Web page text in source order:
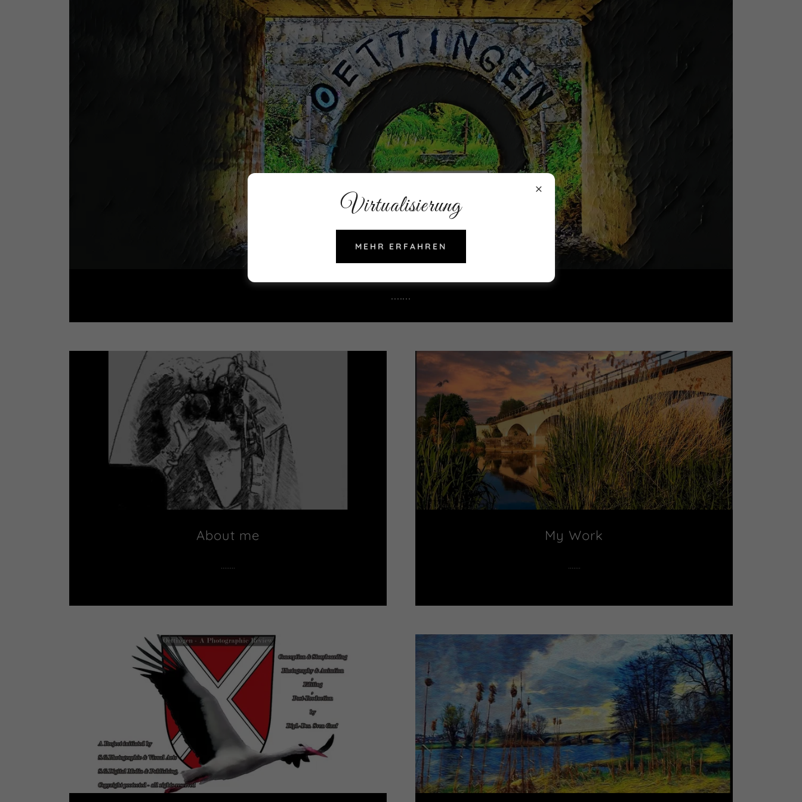
.......
About me
........
My Work
.......
Virtualisierung
MEHR ERFAHREN